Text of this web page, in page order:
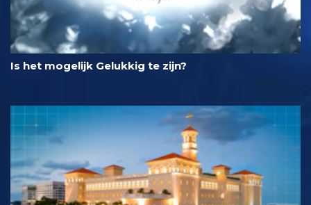
Is het mogelijk Gelukkig te zijn?